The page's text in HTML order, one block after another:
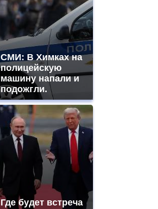
СМИ: В Химках на
полицейскую
машину напали и
подожгли.
Где будет встреча